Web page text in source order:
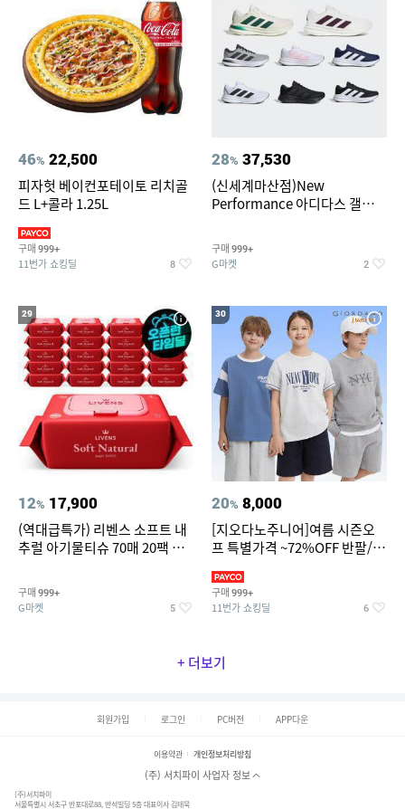
46% 22,500
피자헛 베이컨포테이토 리치골
드 L+콜라 1.25L
구매 999+
11번가 쇼킹딜 8
28% 37,530
(신세계마산점)New
Performance 아디다스 갤럭시
구매 999+
G마켓 2
29
12% 17,900
(역대급특가) 리벤스 소프트 내
추럴 아기물티슈 70매 20팩 캡
구매 999+
G마켓 5
30
20% 8,000
[지오다노주니어]여름 시즌오
프 특별가격 ~72%OFF 반팔/반
구매 999+
11번가 쇼킹딜 6
+ 더보기
회원가입 로그인 PC버전 APP다운
이용약관 개인정보처리방침
(주) 서치파이 사업자 정보
(주)서치파이
서울특별시 서초구 반포대로88, 반석빌딩 5층 대표이사 김태묵